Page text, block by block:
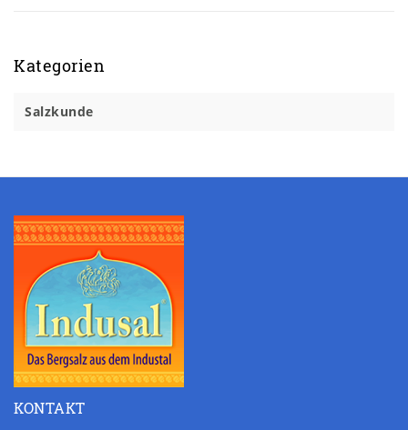
Kategorien
Salzkunde
KONTAKT